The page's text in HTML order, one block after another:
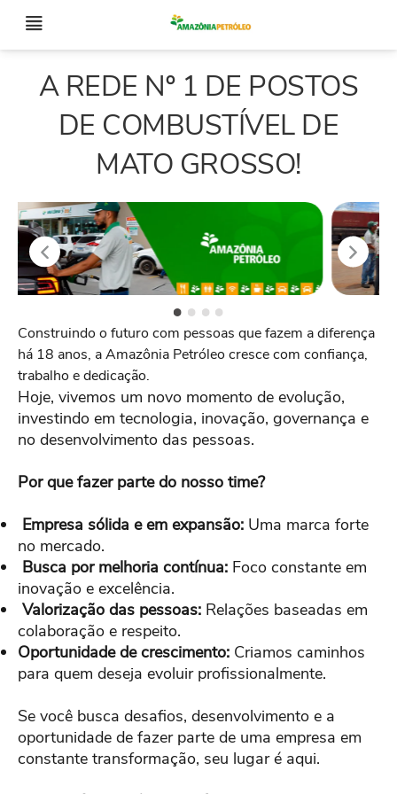
A REDE Nº 1 DE POSTOS
DE COMBUSTÍVEL DE
MATO GROSSO!
Construindo o futuro com pessoas que fazem a diferença
há 18 anos, a Amazônia Petróleo cresce com confiança,
trabalho e dedicação.
Hoje, vivemos um novo momento de evolução,
investindo em tecnologia, inovação, governança e
no desenvolvimento das pessoas.
Por que fazer parte do nosso time?
Empresa sólida e em expansão: Uma marca forte
no mercado.
Busca por melhoria contínua: Foco constante em
inovação e excelência.
Valorização das pessoas: Relações baseadas em
colaboração e respeito.
Oportunidade de crescimento: Criamos caminhos
para quem deseja evoluir profissionalmente.
Se você busca desafios, desenvolvimento e a
oportunidade de fazer parte de uma empresa em
constante transformação, seu lugar é aqui.